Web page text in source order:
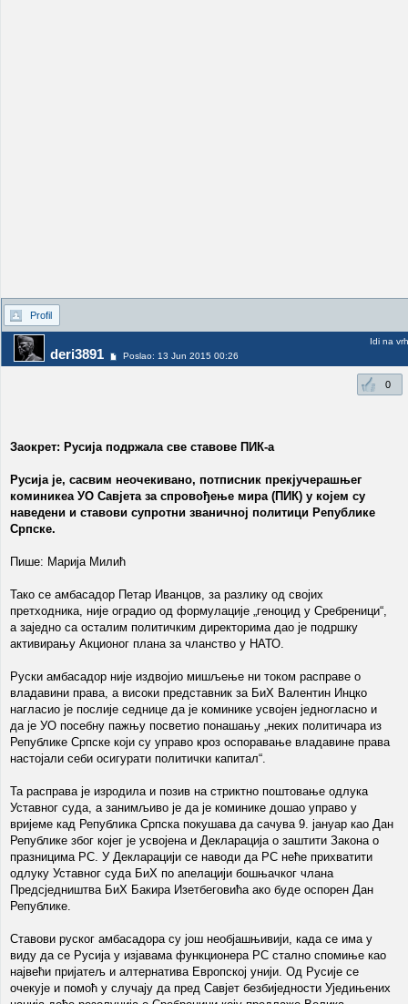
Profil
deri3891 Poslao: 13 Jun 2015 00:26
Idi na vrh
0
Заокрет: Русија подржала све ставове ПИК-а
Русија је, сасвим неочекивано, потписник прекјучерашњег
коминикеа УО Савјета за спровођење мира (ПИК) у којем су
наведени и ставови супротни званичној политици Републике
Српске.
Пише: Марија Милић
Тако се амбасадор Петар Иванцов, за разлику од својих
претходника, није оградио од формулације „геноцид у Сребреници“,
а заједно са осталим политичким директорима дао је подршку
активирању Акционог плана за чланство у НАТО.
Руски амбасадор није издвојио мишљење ни током расправе о
владавини права, а високи представник за БиХ Валентин Инцко
нагласио је послије седнице да је коминике усвојен једногласно и
да је УО посебну пажњу посветио понашању „неких политичара из
Републике Српске који су управо кроз оспоравање владавине права
настојали себи осигурати политички капитал“.
Та расправа је изродила и позив на стриктно поштовање одлука
Уставног суда, а занимљиво је да је коминике дошао управо у
вријеме кад Република Српска покушава да сачува 9. јануар као Дан
Републике због којег је усвојена и Декларација о заштити Закона о
празницима РС. У Декларацији се наводи да РС неће прихватити
одлуку Уставног суда БиХ по апелацији бошњачког члана
Предсједништва БиХ Бакира Изетбеговића ако буде оспорен Дан
Републике.
Ставови руског амбасадора су још необјашњивији, када се има у
виду да се Русија у изјавама функционера РС стално спомиње као
највећи пријатељ и алтернатива Европској унији. Од Русије се
очекује и помоћ у случају да пред Савјет безбиједности Уједињених